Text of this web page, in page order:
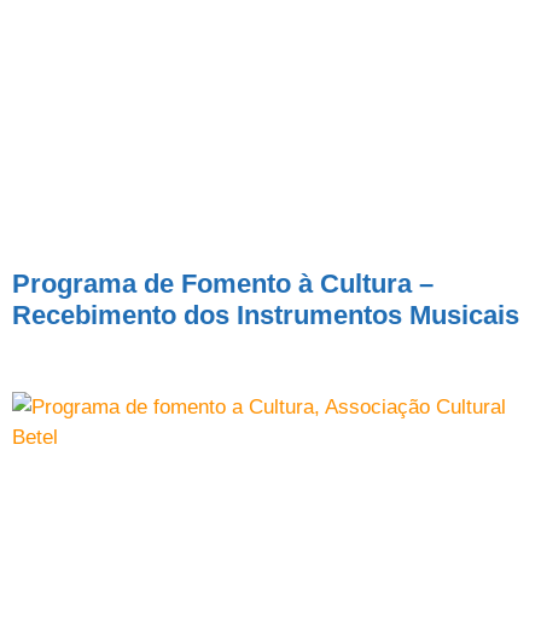
Programa de Fomento à Cultura –
Recebimento dos Instrumentos Musicais